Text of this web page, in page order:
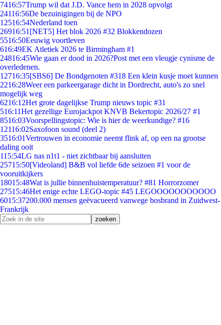
7416:57Trump wil dat J.D. Vance hem in 2028 opvolgt
24116:56De bezuinigingen bij de NPO
12516:54Nederland toen
26916:51 [NET5] Het blok 2026 #32 Blokkendozen
5516:50Eeuwig voortleven
616:49EK Atletiek 2026 te Birmingham #1
24816:45Wie gaan er dood in 2026?Post met een vleugje cynisme de
overledenen.
12716:35[SBS6] De Bondgenoten #318 Een klein kusje moet kunnen
2216:28Weer een parkeergarage dicht in Dordrecht, auto's zo snel
mogelijk weg
6216:12Het grote dagelijkse Trump nieuws topic #31
516:11Het gezellige Eurojackpot KNVB Bekertopic 2026/27 #1
8516:03Voorspellingstopic: Wie is hier de weerkundige? #16
12116:02Saxofoon sound (deel 2)
3516:01Vertrouwen in economie neemt flink af, op een na grootse
daling ooit
115:54LG nas n1t1 - niet zichtbaar bij aansluiten
25715:50[Videoland] B&B vol liefde 6de seizoen #1 voor de
vooruitkijkers
18015:48Wat is jullie binnenhuistemperatuur? #81 Horrorzomer
27515:46Het enige echte LEGO-topic #45 LEGOOOOOOOOOOO
6015:37200.000 mensen geëvacueerd vanwege bosbrand in Zuidwest-
Frankrijk